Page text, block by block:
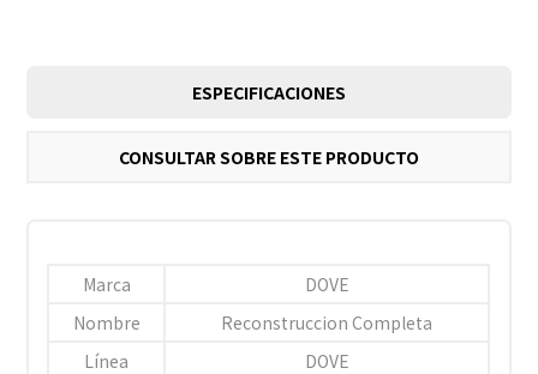
ESPECIFICACIONES
CONSULTAR SOBRE ESTE PRODUCTO
Marca
DOVE
Nombre
Reconstruccion Completa
Línea
DOVE